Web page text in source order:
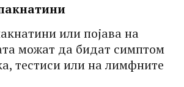
или појава на
можат да бидат симптом
тестиси или на лимфните